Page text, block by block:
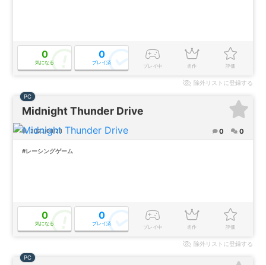
0
気になる
0
プレイ済
プレイ中 名作 評価
除外リストに登録する
Midnight Thunder Drive
PC
2023/08/28 0 0
#レーシングゲーム
0
気になる
0
プレイ済
プレイ中 名作 評価
除外リストに登録する
PC